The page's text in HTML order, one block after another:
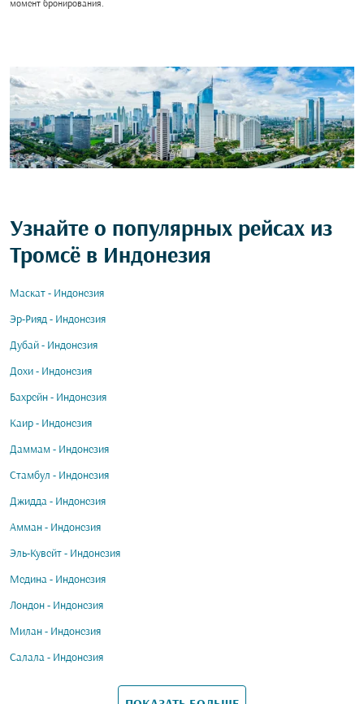
момент бронирования.
Узнайте о популярных рейсах из
Тромсё в Индонезия
Маскат - Индонезия
Эр-Рияд - Индонезия
Дубай - Индонезия
Дохи - Индонезия
Бахрейн - Индонезия
Каир - Индонезия
Даммам - Индонезия
Стамбул - Индонезия
Джидда - Индонезия
Амман - Индонезия
Эль-Кувейт - Индонезия
Медина - Индонезия
Лондон - Индонезия
Милан - Индонезия
Салала - Индонезия